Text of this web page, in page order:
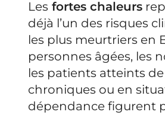
Les fortes chaleurs
déjà l’un des risques
les plus meurtriers en
personnes âgées, les
les patients atteints
chroniques ou en
dépendance figurent